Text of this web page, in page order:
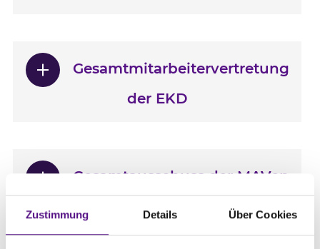
Zustimmung Details Über Cookies
Gesamtmitarbeitervertretung
der EKD
Gesamtausschuss der MAVen
der Ev.-luth. Landeskirche